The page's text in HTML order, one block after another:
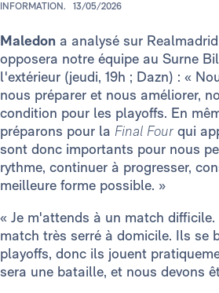
INFORMATION. 13/05/2026
Maledon a analysé sur
opposera notre équipe au Surne
l'extérieur (jeudi, 19h ; Dazn) : «
nous préparer et nous améliorer,
condition pour les playoffs. En
préparons pour la Final Four qui
sont donc importants pour nous
rythme, continuer à progresser,
meilleure forme possible. »
« Je m'attends à un match
match très serré à domicile. Ils se
playoffs, donc ils jouent
sera une bataille, et nous devons